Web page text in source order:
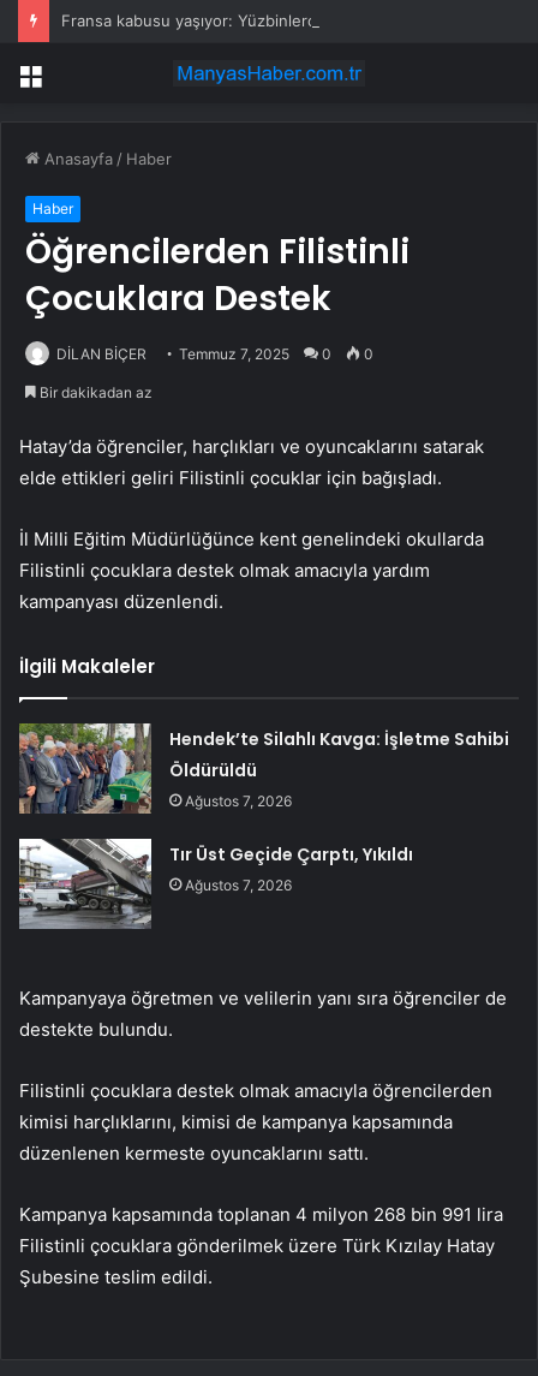
Menü
Anasayfa / Haber
Haber
Öğrencilerden Filistinli
Çocuklara Destek
DİLAN BİÇER Temmuz 7, 2025 0 0
Bir dakikadan az
Hatay’da öğrenciler, harçlıkları ve oyuncaklarını satarak
elde ettikleri geliri Filistinli çocuklar için bağışladı.
İl Milli Eğitim Müdürlüğünce kent genelindeki okullarda
Filistinli çocuklara destek olmak amacıyla yardım
kampanyası düzenlendi.
İlgili Makaleler
Hendek’te Silahlı Kavga: İşletme Sahibi
Öldürüldü
Ağustos 7, 2026
Tır Üst Geçide Çarptı, Yıkıldı
Ağustos 7, 2026
Kampanyaya öğretmen ve velilerin yanı sıra öğrenciler de
destekte bulundu.
Filistinli çocuklara destek olmak amacıyla öğrencilerden
kimisi harçlıklarını, kimisi de kampanya kapsamında
düzenlenen kermeste oyuncaklarını sattı.
Kampanya kapsamında toplanan 4 milyon 268 bin 991 lira
Filistinli çocuklara gönderilmek üzere Türk Kızılay Hatay
Şubesine teslim edildi.